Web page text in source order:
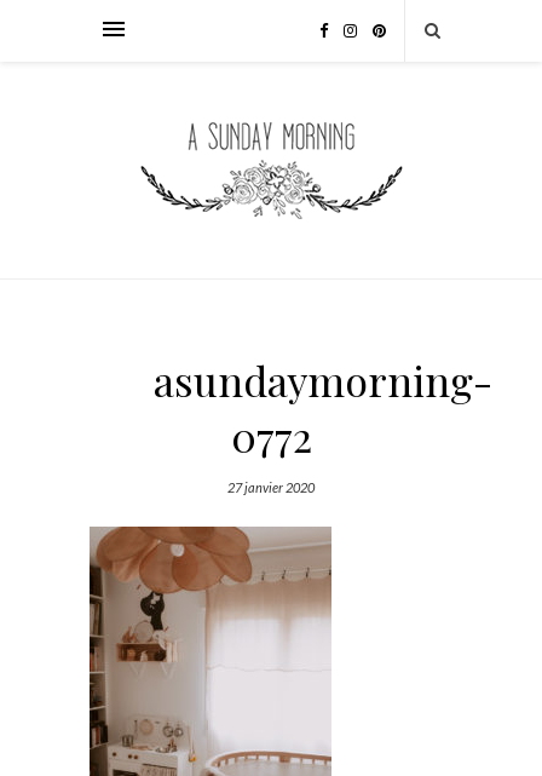
asundaymorning-
0772
27 janvier 2020